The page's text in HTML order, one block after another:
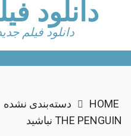
دانلود
دانلود فیلم
HOME دسته‌بندی نشده
THE PENGUIN نباشید